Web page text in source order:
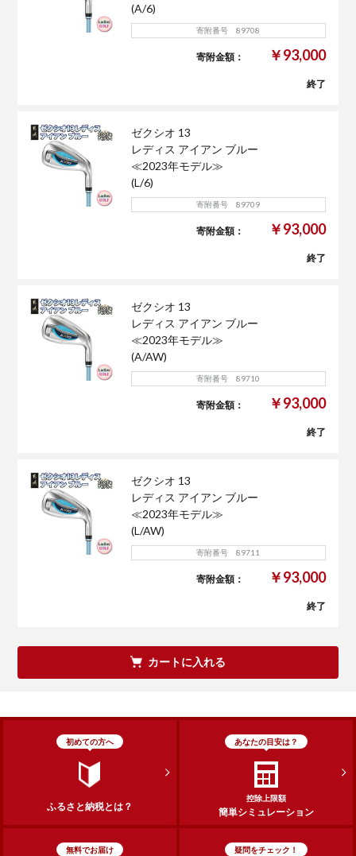
(A/6)
寄附番号 89708
寄附金額： ￥93,000
終了
ゼクシオ 13
レディス アイアン ブルー
≪2023年モデル≫
(L/6)
寄附番号 89709
寄附金額： ￥93,000
終了
ゼクシオ 13
レディス アイアン ブルー
≪2023年モデル≫
(A/AW)
寄附番号 89710
寄附金額： ￥93,000
終了
ゼクシオ 13
レディス アイアン ブルー
≪2023年モデル≫
(L/AW)
寄附番号 89711
寄附金額： ￥93,000
終了
カートに入れる
初めての方へ
ふるさと納税とは？
あなたの目安は？
控除上限額
簡単シミュレーション
無料でお届け 疑問をチェック！